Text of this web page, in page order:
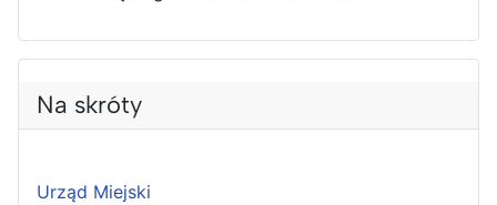
Na skróty
Urząd Miejski